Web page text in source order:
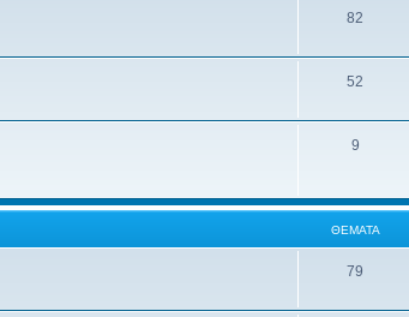
82
52
9
ΘΈΜΑΤΑ
79